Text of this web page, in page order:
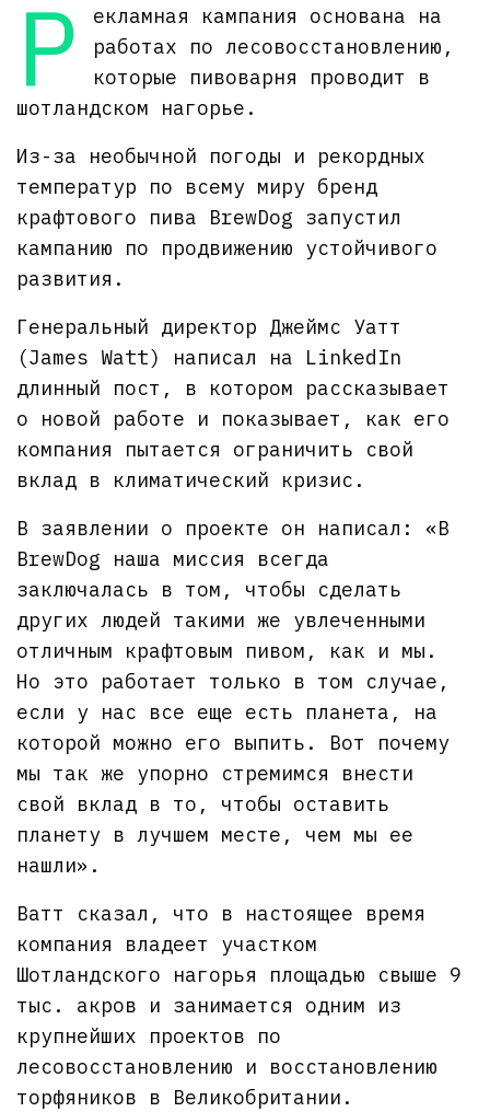
Р
екламная кампания основана на
работах по лесовосстановлению,
которые пивоварня проводит в
шотландском нагорье.
Из-за необычной погоды и рекордных
температур по всему миру бренд
крафтового пива BrewDog запустил
кампанию по продвижению устойчивого
развития.
Генеральный директор Джеймс Уатт
(James Watt) написал на LinkedIn
длинный пост, в котором рассказывает
о новой работе и показывает, как его
компания пытается ограничить свой
вклад в климатический кризис.
В заявлении о проекте он написал: «В
BrewDog наша миссия всегда
заключалась в том, чтобы сделать
других людей такими же увлеченными
отличным крафтовым пивом, как и мы.
Но это работает только в том случае,
если у нас все еще есть планета, на
которой можно его выпить. Вот почему
мы так же упорно стремимся внести
свой вклад в то, чтобы оставить
планету в лучшем месте, чем мы ее
нашли».
Ватт сказал, что в настоящее время
компания владеет участком
Шотландского нагорья площадью свыше 9
тыс. акров и занимается одним из
крупнейших проектов по
лесовосстановлению и восстановлению
торфяников в Великобритании.